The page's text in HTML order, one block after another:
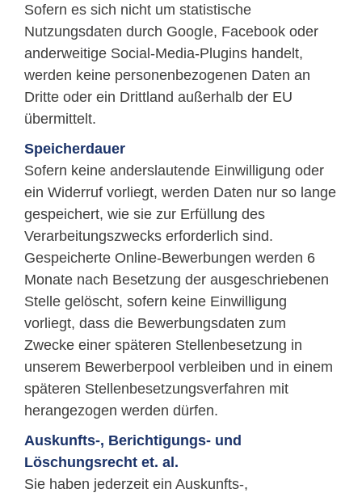
Sofern es sich nicht um statistische
Nutzungsdaten durch Google, Facebook oder
anderweitige Social-Media-Plugins handelt,
werden keine personenbezogenen Daten an
Dritte oder ein Drittland außerhalb der EU
übermittelt.
Speicherdauer
Sofern keine anderslautende Einwilligung oder
ein Widerruf vorliegt, werden Daten nur so lange
gespeichert, wie sie zur Erfüllung des
Verarbeitungszwecks erforderlich sind.
Gespeicherte Online-Bewerbungen werden 6
Monate nach Besetzung der ausgeschriebenen
Stelle gelöscht, sofern keine Einwilligung
vorliegt, dass die Bewerbungsdaten zum
Zwecke einer späteren Stellenbesetzung in
unserem Bewerberpool verbleiben und in einem
späteren Stellenbesetzungsverfahren mit
herangezogen werden dürfen.
Auskunfts-, Berichtigungs- und
Löschungsrecht et. al.
Sie haben jederzeit ein Auskunfts-,